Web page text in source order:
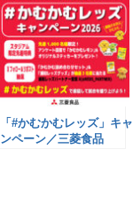
「#かむかむレッズ」キャ
ンペーン／三菱食品